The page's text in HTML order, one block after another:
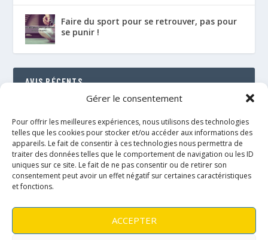
Gérer le consentement
Pour offrir les meilleures expériences, nous utilisons des technologies
telles que les cookies pour stocker et/ou accéder aux informations des
appareils. Le fait de consentir à ces technologies nous permettra de
traiter des données telles que le comportement de navigation ou les ID
uniques sur ce site. Le fait de ne pas consentir ou de retirer son
consentement peut avoir un effet négatif sur certaines caractéristiques
et fonctions.
ACCEPTER
Faire du sport pour se retrouver, pas pour
se punir !
AVIS RÉCENTS
bord de la Semois
RÉSULTAT : 88%
Le néo de Néobulle {portage physio}
RÉSULTAT : 97%